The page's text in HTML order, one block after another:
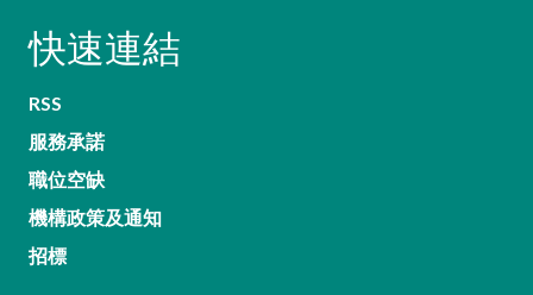
快速連結
RSS
服務承諾
職位空缺
機構政策及通知
招標